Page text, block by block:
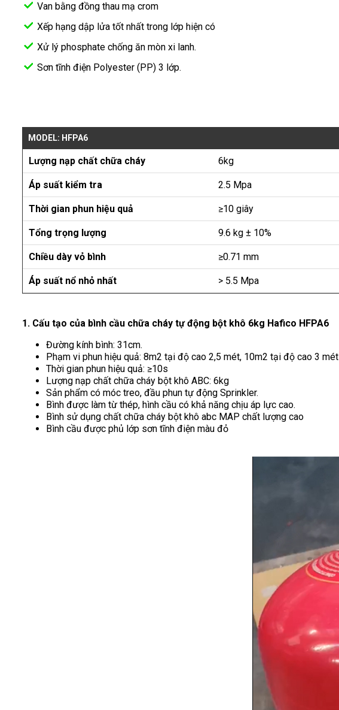
Van bằng đồng thau mạ crom
Xếp hạng dập lửa tốt nhất trong lớp hiện có
Xử lý phosphate chống ăn mòn xi lanh.
Sơn tĩnh điện Polyester (PP) 3 lớp.
MODEL: HFPA6
Lượng nạp chất chữa cháy 6kg
Áp suất kiểm tra 2.5 Mpa
Thời gian phun hiệu quả ≥10 giây
Tổng trọng lượng 9.6 kg ± 10%
Chiều dày vỏ bình ≥0.71 mm
Áp suất nổ nhỏ nhất > 5.5 Mpa
1. Cấu tạo của bình cầu chữa cháy tự động bột khô 6kg Hafico HFPA6
Đường kính bình: 31cm.
Phạm vi phun hiệu quả: 8m2 tại độ cao 2,5 mét, 10m2 tại độ cao 3 mét
Thời gian phun hiệu quả: ≥10s
Lượng nạp chất chữa cháy bột khô ABC: 6kg
Sản phẩm có móc treo, đầu phun tự động Sprinkler.
Bình được làm từ thép, hình cầu có khả năng chịu áp lực cao.
Bình sử dụng chất chữa cháy bột khô abc MAP chất lượng cao
Bình cầu được phủ lớp sơn tĩnh điện màu đỏ